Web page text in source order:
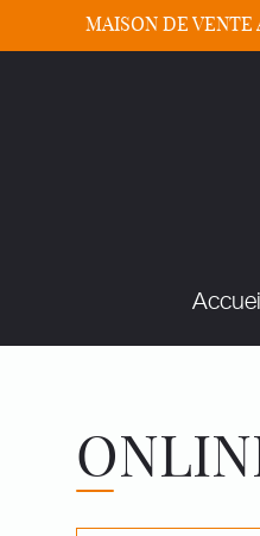
MAISON DE VENTE